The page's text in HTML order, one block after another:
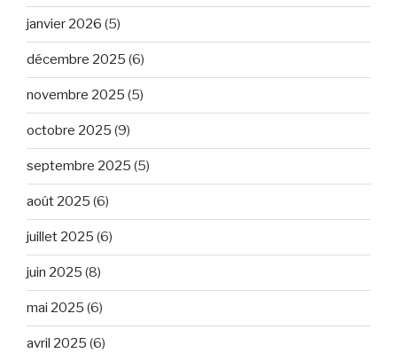
janvier 2026 (5)
décembre 2025 (6)
novembre 2025 (5)
octobre 2025 (9)
septembre 2025 (5)
août 2025 (6)
juillet 2025 (6)
juin 2025 (8)
mai 2025 (6)
avril 2025 (6)